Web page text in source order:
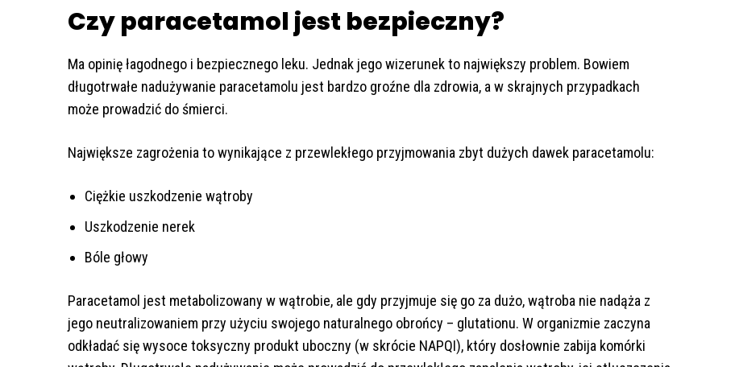
Czy paracetamol jest bezpieczny?
Ma opinię łagodnego i bezpiecznego leku. Jednak jego wizerunek to największy problem. Bowiem
długotrwałe nadużywanie paracetamolu jest bardzo groźne dla zdrowia, a w skrajnych przypadkach
może prowadzić do śmierci.
Największe zagrożenia to wynikające z przewlekłego przyjmowania zbyt dużych dawek paracetamolu:
Ciężkie uszkodzenie wątroby
Uszkodzenie nerek
Bóle głowy
Paracetamol jest metabolizowany w wątrobie, ale gdy przyjmuje się go za dużo, wątroba nie nadąża z
jego neutralizowaniem przy użyciu swojego naturalnego obrońcy – glutationu. W organizmie zaczyna
odkładać się wysoce toksyczny produkt uboczny (w skrócie NAPQI), który dosłownie zabija komórki